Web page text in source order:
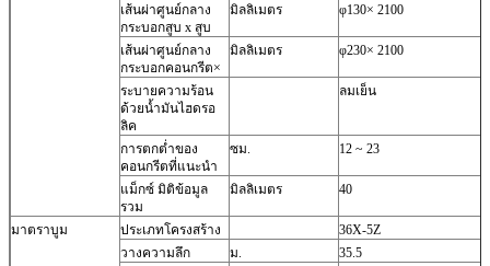
เส้นผ่าศูนย์กลาง
กระบอกสูบ x สูบ
มิลลิเมตร φ130× 2100
เส้นผ่าศูนย์กลาง
กระบอกคอนกรีต×
มิลลิเมตร φ230× 2100
ระบายความร้อน
ด้วยน้ำมันไฮดรอ
ลิค
ลมเย็น
การตกต่ำของ
คอนกรีตที่แนะนำ
ซม. 12 ~ 23
แม็กซ์ มิติข้อมูล
รวม
มิลลิเมตร 40
มาตราบูม ประเภทโครงสร้าง
36X-5Z
วางความลึก
ม.
35.5